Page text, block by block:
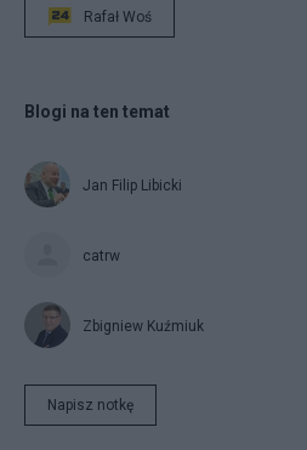
Rafał Woś
Blogi na ten temat
Jan Filip Libicki
catrw
Zbigniew Kuźmiuk
Napisz notkę